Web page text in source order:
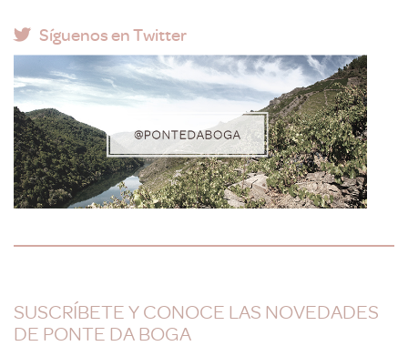
Síguenos en Twitter
SUSCRÍBETE Y CONOCE LAS NOVEDADES
DE PONTE DA BOGA